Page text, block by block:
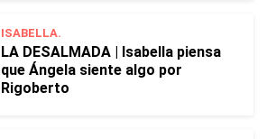
ISABELLA.
LA DESALMADA | Isabella piensa
que Ángela siente algo por
Rigoberto